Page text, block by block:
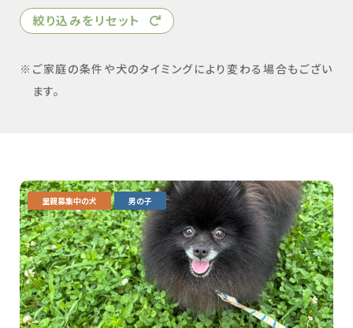
絞り込みをリセット
ご家庭の条件や犬のタイミングにより変わる場合もござい
ます。
里親募集中の犬 男の子